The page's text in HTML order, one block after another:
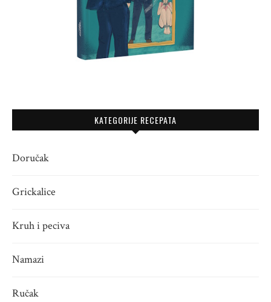
KATEGORIJE RECEPATA
Doručak
Grickalice
Kruh i peciva
Namazi
Ručak